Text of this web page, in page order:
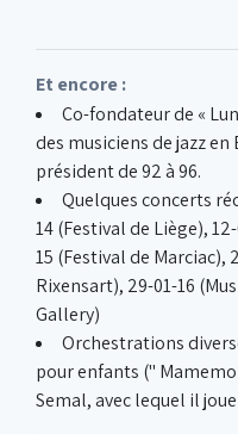
Et encore :
Co-fondateur de «
des musiciens de jazz
président de 92 à 96.
Quelques concerts
14 (Festival de Liège),
15 (Festival de Marciac),
Rixensart), 29-01-16
Gallery)
Orchestrations
pour enfants ("
Semal, avec lequel il